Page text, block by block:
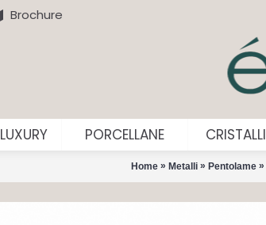
Brochure
LUXURY PORCELLANE CRISTALLI
Home » Metalli » Pentolame »